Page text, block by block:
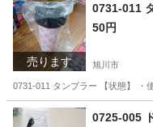
売ります
0731-011
50円
旭川市
0731-011 タンブラー 【状態】 ・
北海道 旭川市 0725-005